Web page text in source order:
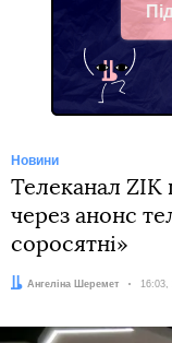
Новини
Телеканал ZIK
через анонс
соросятні»
Автор:
Ангеліна Шеремет Дата:
16:03,